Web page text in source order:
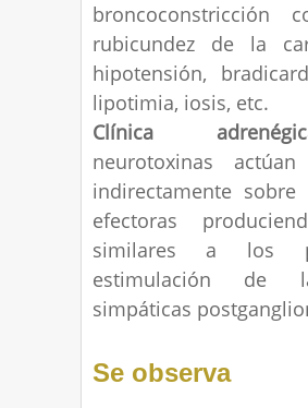
broncoconstricción
rubicundez de la
hipotensión,
lipotimia, iosis, etc.
Clínica
neurotoxinas
indirectamente
efectoras
similares a los
estimulación de
simpáticas
Se observa